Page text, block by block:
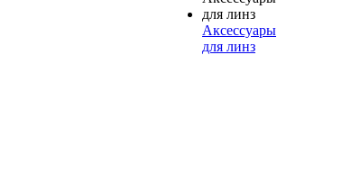
Аксессуары
для линз